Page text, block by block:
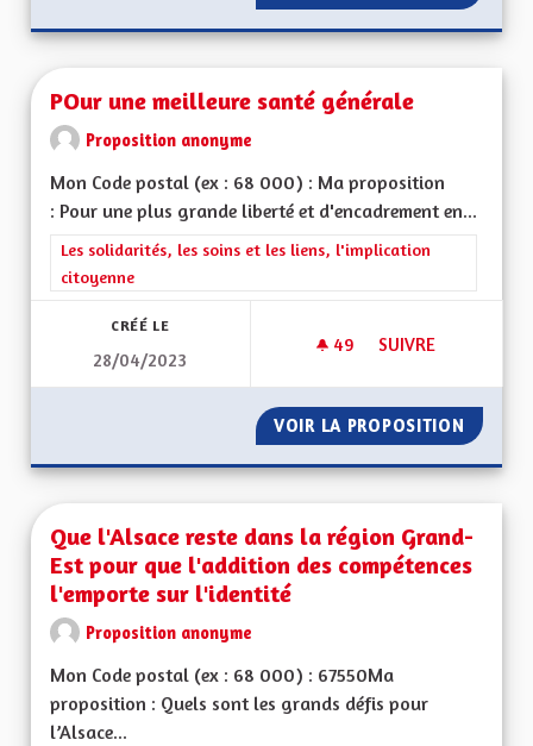
POur une meilleure santé générale
Proposition anonyme
Mon Code postal (ex : 68 000) : Ma proposition
: Pour une plus grande liberté et d'encadrement en...
Filtrer les résultats de la catégorie : Les solidarités, les soins
Les solidarités, les soins et les liens, l'implication
citoyenne
CRÉÉ LE
28/04/2023
49 49 ABONNÉS
SUIVRE
VOIR LA PROPOSITION POUR
Que l'Alsace reste dans la région Grand-
Est pour que l'addition des compétences
l'emporte sur l'identité
Proposition anonyme
Mon Code postal (ex : 68 000) : 67550Ma
proposition : Quels sont les grands défis pour
l’Alsace...